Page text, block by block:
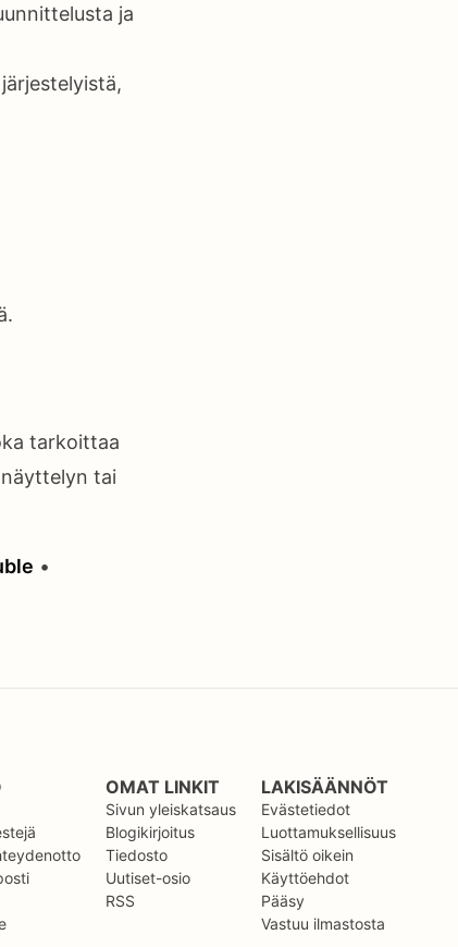
ja
tarkoittaa
tai
•
OMAT LINKIT
Sivun yleiskatsaus
Blogikirjoitus
Tiedosto
Uutiset-osio
RSS
LAKISÄÄNNÖT
Evästetiedot
Luottamuksellisuus
Sisältö oikein
Käyttöehdot
Pääsy
Vastuu ilmastosta